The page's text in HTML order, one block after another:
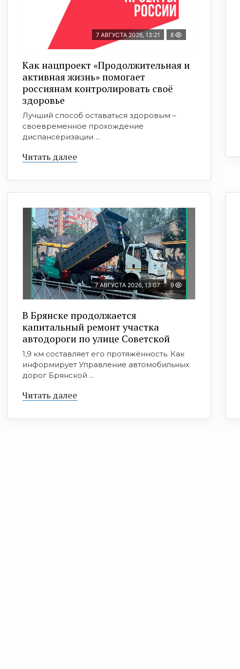
7 АВГУСТА 2026, 13:21 8
Как нацпроект «Продолжительная и
активная жизнь» помогает
россиянам контролировать своё
здоровье
Лучший способ оставаться здоровым –
своевременное прохождение
диспансеризации ...
Читать далее
7 АВГУСТА 2026, 13:07 9
В Брянске продолжается
капитальный ремонт участка
автодороги по улице Советской
1,9 км составляет его протяжённость. Как
информирует Управление автомобильных
дорог Брянской ...
Читать далее